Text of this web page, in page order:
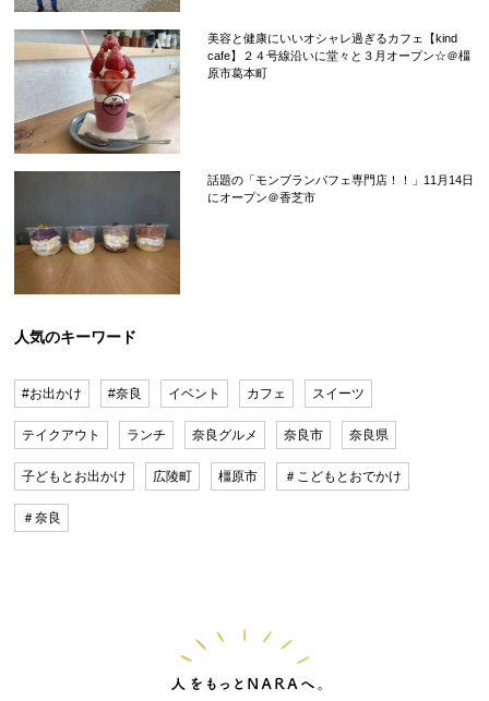
美容と健康にいいオシャレ過ぎるカフェ【kind
cafe】２４号線沿いに堂々と３月オープン☆＠橿
原市葛本町
話題の「モンブランパフェ専門店！！」11月14日
にオープン＠香芝市
人気のキーワード
#お出かけ #奈良 イベント カフェ スイーツ
テイクアウト ランチ 奈良グルメ 奈良市 奈良県
子どもとお出かけ 広陵町 橿原市 ＃こどもとおでかけ
＃奈良